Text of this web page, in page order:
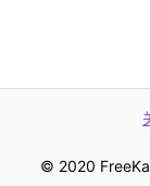
© 2020